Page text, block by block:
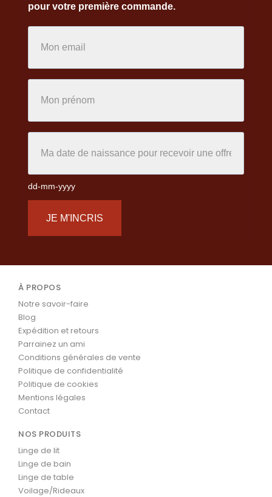
pour votre première commande.
dd-mm-yyyy
JE M'INCRIS
À PROPOS
Notre savoir-faire
Blog
Expédition et retours
Parrainez un ami
Conditions générales de vente
Politique de confidentialité
Politique de cookies
Mentions légales
Contact
NOS PRODUITS
Linge de lit
Linge de bain
Linge de table
Voilage/Rideaux